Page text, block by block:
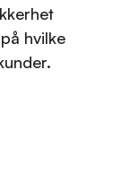
hvilke